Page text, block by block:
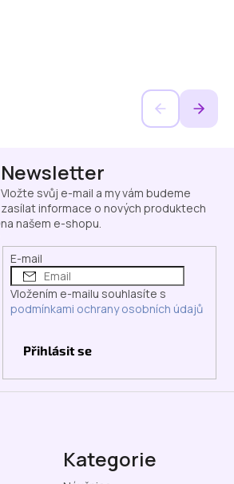
Newsletter
Vložte svůj e-mail a my vám budeme
zasílat informace o nových produktech
na našem e-shopu.
E-mail
Vložením e-mailu souhlasíte s
podmínkami ochrany osobních údajů
Přihlásit se
Kategorie